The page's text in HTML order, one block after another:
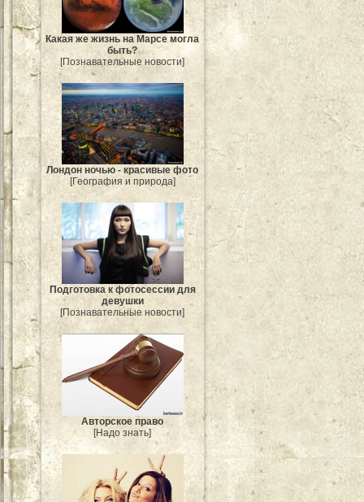
Какая же жизнь на Марсе могла
быть?
[Познавательные новости]
Лондон ночью - красивые фото
[География и природа]
Подготовка к фотосессии для
девушки
[Познавательные новости]
Авторское право
[Надо знать]